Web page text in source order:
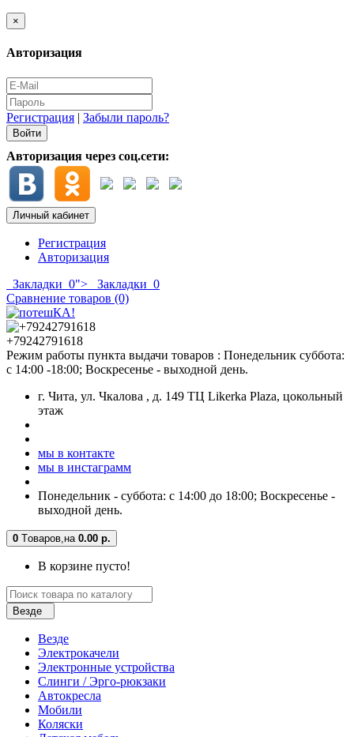
×
Авторизация
Регистрация | Забыли пароль?
Авторизация через соц.сети:
Личный кабинет
Регистрация
Авторизация
Закладки 0"> Закладки 0
Сравнение товаров (0)
+79242791618
Режим работы пункта выдачи товаров : Понедельник суббота:
с 14:00 -18:00; Воскресенье - выходной день.
г. Чита, ул. Чкалова , д. 149 ТЦ Likerka Plaza, цокольный
этаж
мы в контакте
мы в инстаграмм
Понедельник - суббота: с 14:00 до 18:00; Воскресенье -
выходной день.
0 Tоваров, на 0.00 р.
В корзине пусто!
Везде
Везде
Электрокачели
Электронные устройства
Слинги / Эрго-рюкзаки
Автокресла
Мобили
Коляски